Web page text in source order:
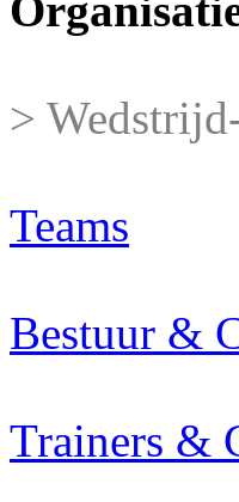
>
Teams
Bestuur &
Trainers &